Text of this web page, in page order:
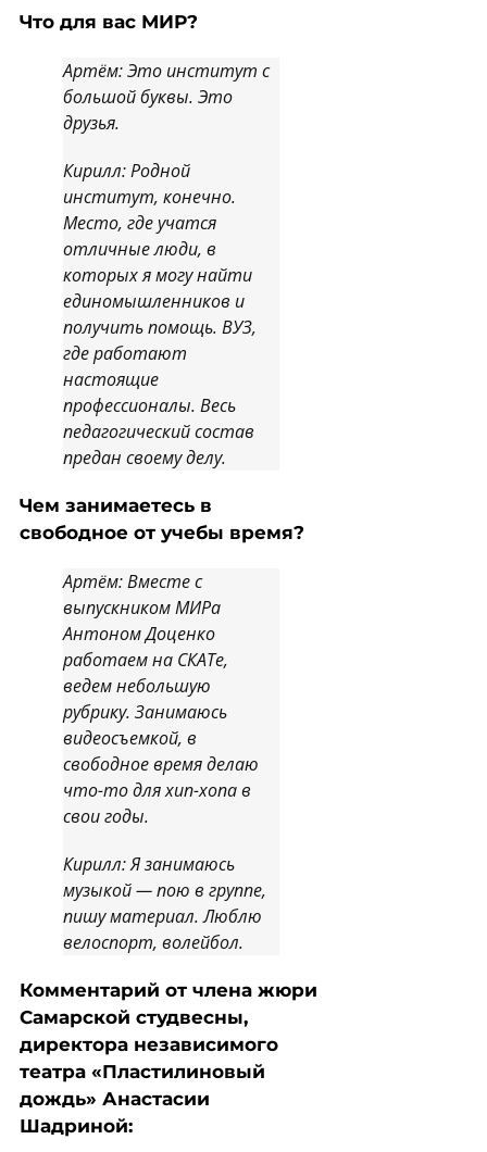
Что для вас МИР?
Артём: Это институт с
большой буквы. Это
друзья.
Кирилл: Родной
институт, конечно.
Место, где учатся
отличные люди, в
которых я могу найти
единомышленников и
получить помощь. ВУЗ,
где работают
настоящие
профессионалы. Весь
педагогический состав
предан своему делу.
Чем занимаетесь в
свободное от учебы время?
Артём: Вместе с
выпускником МИРа
Антоном Доценко
работаем на СКАТе,
ведем небольшую
рубрику. Занимаюсь
видеосъемкой, в
свободное время делаю
что-то для хип-хопа в
свои годы.
Кирилл: Я занимаюсь
музыкой — пою в группе,
пишу материал. Люблю
велоспорт, волейбол.
Комментарий от члена жюри
Самарской студвесны,
директора независимого
театра «Пластилиновый
дождь» Анастасии
Шадриной: